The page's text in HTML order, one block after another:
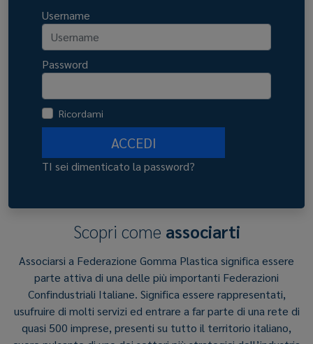
Username
Password
Ricordami
ACCEDI
TI sei dimenticato la password?
Scopri come associarti
Associarsi a Federazione Gomma Plastica significa essere
parte attiva di una delle più importanti Federazioni
Confindustriali Italiane. Significa essere rappresentati,
usufruire di molti servizi ed entrare a far parte di una rete di
quasi 500 imprese, presenti su tutto il territorio italiano,